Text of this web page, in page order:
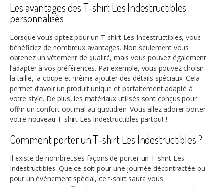
Les avantages des T-shirt Les Indestructibles
personnalisés
Lorsque vous optez pour un T-shirt Les Indestructibles, vous
bénéficiez de nombreux avantages. Non seulement vous
obtenez un vêtement de qualité, mais vous pouvez également
l’adapter à vos préférences. Par exemple, vous pouvez choisir
la taille, la coupe et même ajouter des détails spéciaux. Cela
permet d’avoir un produit unique et parfaitement adapté à
votre style. De plus, les matériaux utilisés sont conçus pour
offrir un confort optimal au quotidien. Vous allez adorer porter
votre nouveau T-shirt Les Indestructibles partout !
Comment porter un T-shirt Les Indestructibles ?
Il existe de nombreuses façons de porter un T-shirt Les
Indestructibles. Que ce soit pour une journée décontractée ou
pour un événement spécial, ce t-shirt saura vous